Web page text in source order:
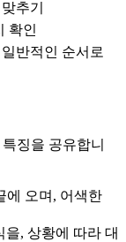
추기
확인
반적인 순서로
징을 공유합니
에 오며, 어색한
을, 상황에 따라 대